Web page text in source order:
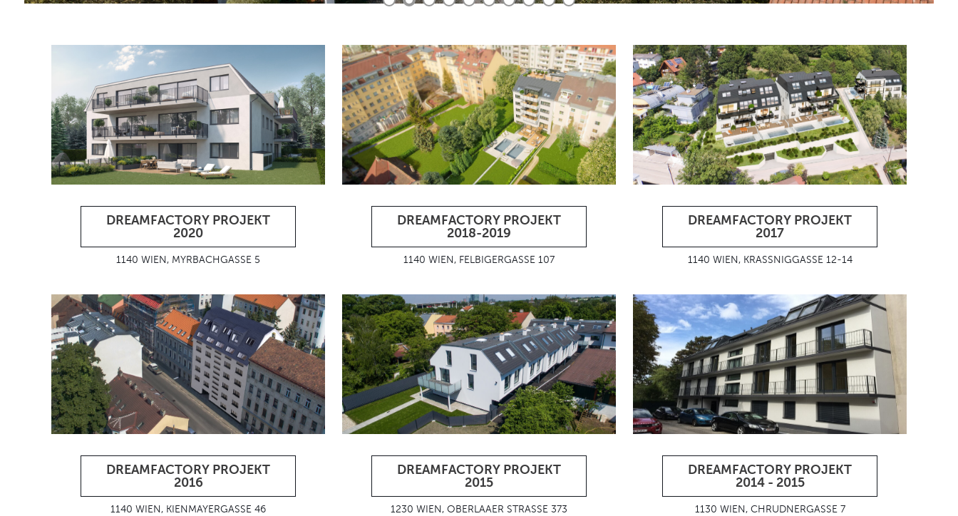
DREAMFACTORY PROJEKT
2020
1140 WIEN, MYRBACHGASSE 5
DREAMFACTORY PROJEKT
2018-2019
1140 WIEN, FELBIGERGASSE 107
DREAMFACTORY PROJEKT
2017
1140 WIEN, KRASSNIGGASSE 12-14
DREAMFACTORY PROJEKT
2016
1140 WIEN, KIENMAYERGASSE 46
DREAMFACTORY PROJEKT
2015
1230 WIEN, OBERLAAER STRASSE 373
DREAMFACTORY PROJEKT
2014 - 2015
1130 WIEN, CHRUDNERGASSE 7